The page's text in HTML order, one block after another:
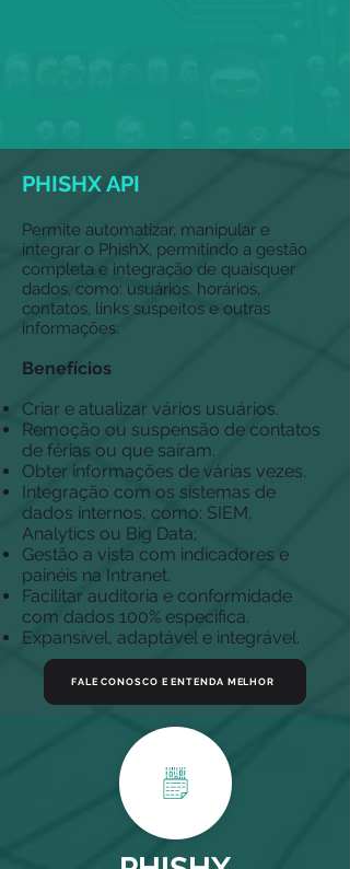
PHISHX API
Permite automatizar, manipular e
integrar o PhishX, permitindo a gestão
completa e integração de quaisquer
dados, como: usuários, horários,
contatos, links suspeitos e outras
informações.
Benefícios
Criar e atualizar vários usuários.
Remoção ou suspensão de contatos
de férias ou que saíram.
Obter informações de várias vezes.
Integração com os sistemas de
dados internos, como: SIEM,
Analytics ou Big Data;
Gestão a vista com indicadores e
painéis na Intranet.
Facilitar auditoria e conformidade
com dados 100% especifica.
Expansível, adaptável e integrável.
FALE CONOSCO E ENTENDA MELHOR